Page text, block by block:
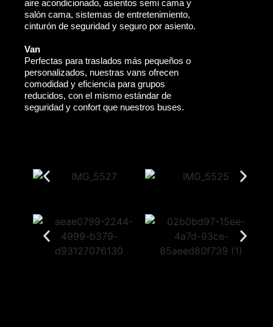
aire acondicionado, asientos semi cama y
salón cama, sistemas de entretenimiento,
cinturón de seguridad y seguro por asiento.
Van
Perfectas para traslados más pequeños o
personalizados, nuestras vans ofrecen
comodidad y eficiencia para grupos
reducidos, con el mismo estándar de
seguridad y confort que nuestros buses.